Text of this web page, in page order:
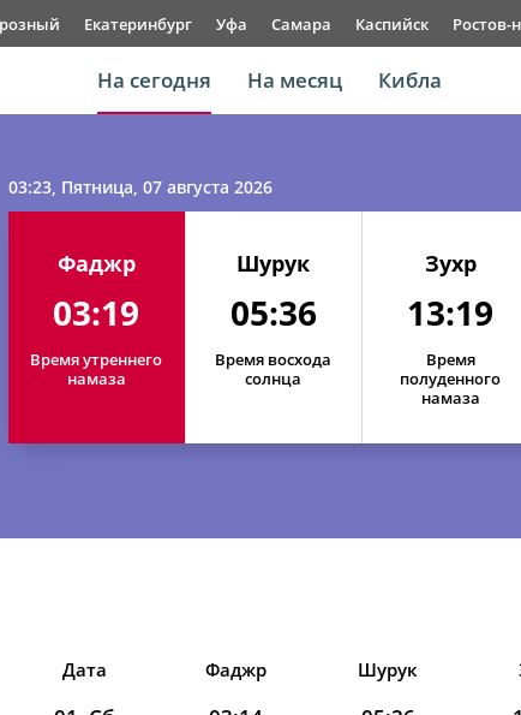
Екатеринбург Уфа Самара Каспийск Ростов-
На сегодня На месяц Кибла
03:23, Пятница, 07 августа 2026
Фаджр
03:19
Время утреннего
намаза
Шурук
05:36
Время восхода
солнца
Зухр
13:19
Время
полуденного
намаза
Дата Фаджр Шурук